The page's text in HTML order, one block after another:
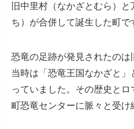
旧中里村（なかざとむら）と
ち）が合併して誕生した町で
恐竜の足跡が発見されたのは
当時は「恐竜王国なかざと
っていました。その歴史と
町恐竜センターに脈々と受け